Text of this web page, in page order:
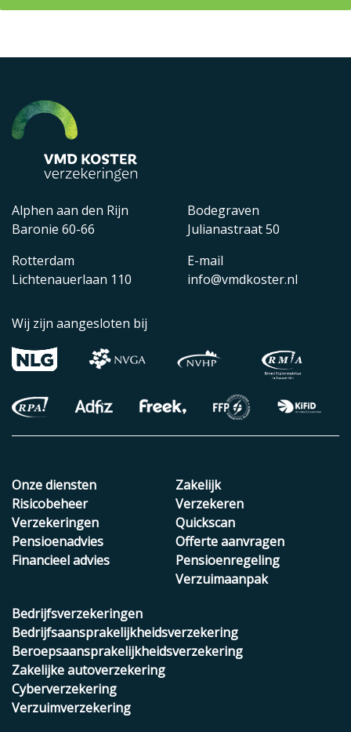
Alphen aan den Rijn
Baronie 60-66
Rotterdam
Lichtenauerlaan 110
Bodegraven
Julianastraat 50
E-mail
info@vmdkoster.nl
Wij zijn aangesloten bij
Onze diensten
Risicobeheer
Verzekeringen
Pensioenadvies
Financieel advies
Zakelijk
Verzekeren
Quickscan
Offerte aanvragen
Pensioenregeling
Verzuimaanpak
Bedrijfsverzekeringen
Bedrijfsaansprakelijkheidsverzekering
Beroepsaansprakelijkheidsverzekering
Zakelijke autoverzekering
Cyberverzekering
Verzuimverzekering